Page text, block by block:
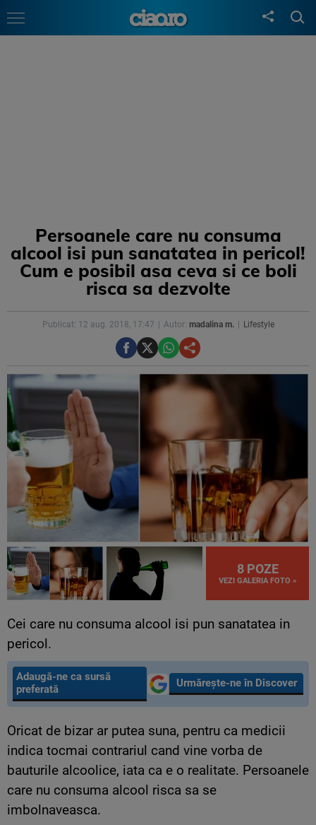
Persoanele care nu consuma
alcool isi pun sanatatea in pericol!
Cum e posibil asa ceva si ce boli
risca sa dezvolte
Publicat: 12 aug. 2018, 17:47 Autor: madalina m. Lifestyle
8 POZE
VEZI GALERIA FOTO »
Cei care nu consuma alcool isi pun sanatatea in
pericol.
Adaugă-ne ca sursă
preferată
Urmărește-ne în Discover
Oricat de bizar ar putea suna, pentru ca medicii
indica tocmai contrariul cand vine vorba de
bauturile alcoolice, iata ca e o realitate. Persoanele
care nu consuma alcool risca sa se
imbolnaveasca.